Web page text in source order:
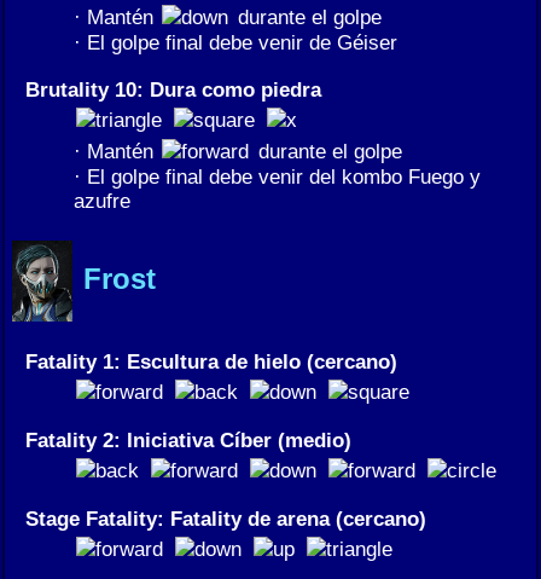
· Mantén
durante el golpe
· El golpe final debe venir de Géiser
Brutality 10: Dura como piedra
· Mantén
durante el golpe
· El golpe final debe venir del kombo Fuego y
azufre
Frost
Fatality 1: Escultura de hielo (cercano)
Fatality 2: Iniciativa Cíber (medio)
Stage Fatality: Fatality de arena (cercano)